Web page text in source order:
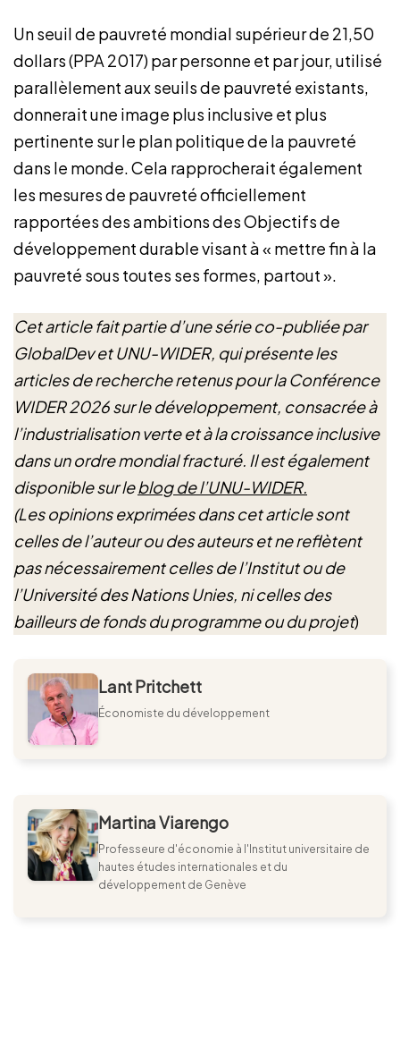
Un seuil de pauvreté mondial supérieur de 21,50
dollars (PPA 2017) par personne et par jour, utilisé
parallèlement aux seuils de pauvreté existants,
donnerait une image plus inclusive et plus
pertinente sur le plan politique de la pauvreté
dans le monde. Cela rapprocherait également
les mesures de pauvreté officiellement
rapportées des ambitions des Objectifs de
développement durable visant à « mettre fin à la
pauvreté sous toutes ses formes, partout ».
Cet article fait partie d’une série co-publiée par
GlobalDev et UNU-WIDER, qui présente les
articles de recherche retenus pour la Conférence
WIDER 2026 sur le développement, consacrée à
l’industrialisation verte et à la croissance inclusive
dans un ordre mondial fracturé. Il est également
disponible sur leblog de l’UNU-WIDER.
(Les opinions exprimées dans cet article sont
celles de l’auteur ou des auteurs et ne reflètent
pas nécessairement celles de l’Institut ou de
l’Université des Nations Unies, ni celles des
bailleurs de fonds du programme ou du projet)
Lant Pritchett
Économiste du développement
Martina Viarengo
Professeure d'économie à l'Institut universitaire de
hautes études internationales et du
développement de Genève